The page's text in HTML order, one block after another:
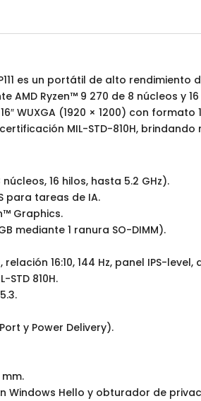
es un portátil de alto
AMD Ryzen™ 9 270 de 8 núcleos y
WUXGA (1920 × 1200) con
MIL-STD-810H,
16 hilos, hasta 5.2 GHz).
para tareas de IA.
Graphics.
mediante 1 ranura SO-DIMM).
relación 16:10, 144 Hz, panel IPS-
STD 810H.
y Power Delivery).
Windows Hello y obturador de